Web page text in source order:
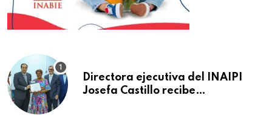
Directora ejecutiva del INAIPI
Josefa Castillo recibe